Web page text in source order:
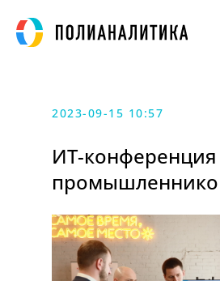
2023-09-15 10:57
ИТ-конференция